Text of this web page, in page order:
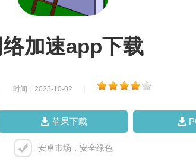
络加速app下载
时间：2025-10-02
苹果下载
安卓市场，安全绿色